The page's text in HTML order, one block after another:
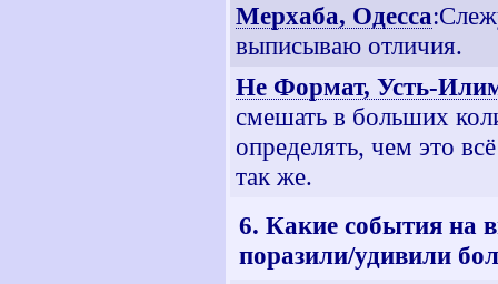
Мерхаба, Одесса
выписываю отличия.
Не Формат, Усть-
смешать в больших
определять, чем это
так же.
6. Какие события на
поразили/удивили